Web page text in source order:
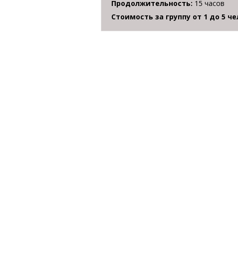
Продолжительность: 15 часов
Стоимость за группу от 1 до 5